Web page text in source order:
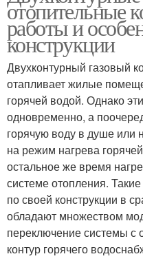
отопительные
работы и
конструкции
Двухконтурный газовый
отапливает жилые
горячей водой. Однако
одновременно, а
горячую воду в душе или
на режим нагрева
остальное же время
системе отопления.
по своей конструкции в
обладают множеством
переключение системы с
контур горячего